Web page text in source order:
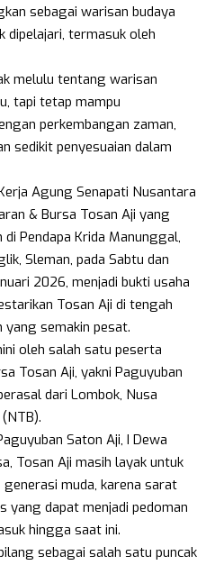
sebagai warisan budaya
dipelajari, termasuk oleh
melulu tentang warisan
tapi tetap mampu
perkembangan zaman,
sedikit penyesuaian dalam
Agung Senapati Nusantara
& Bursa Tosan Aji yang
Pendapa Krida Manunggal,
Sleman, pada Sabtu dan
2026, menjadi bukti usaha
Tosan Aji di tengah
yang semakin pesat.
oleh salah satu peserta
Tosan Aji, yakni Paguyuban
dari Lombok, Nusa
Saton Aji, I Dewa
Tosan Aji masih layak untuk
muda, karena sarat
yang dapat menjadi pedoman
hingga saat ini.
sebagai salah satu puncak